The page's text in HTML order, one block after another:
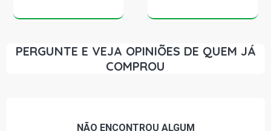
GOL G2 GL HATCH 1.6 8V AP (1995 - 1999)
GOL G2 I HATCH 1.6 8V AP (1995 - 1998)
PERGUNTE E VEJA OPINIÕES DE QUEM JÁ
COMPROU
NÃO ENCONTROU ALGUM